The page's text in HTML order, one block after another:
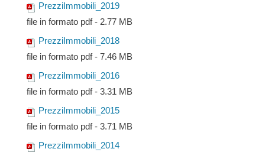
PrezziImmobili_2019
file in formato pdf - 2.77 MB
PrezziImmobili_2018
file in formato pdf - 7.46 MB
PrezziImmobili_2016
file in formato pdf - 3.31 MB
PrezziImmobili_2015
file in formato pdf - 3.71 MB
PrezziImmobili_2014